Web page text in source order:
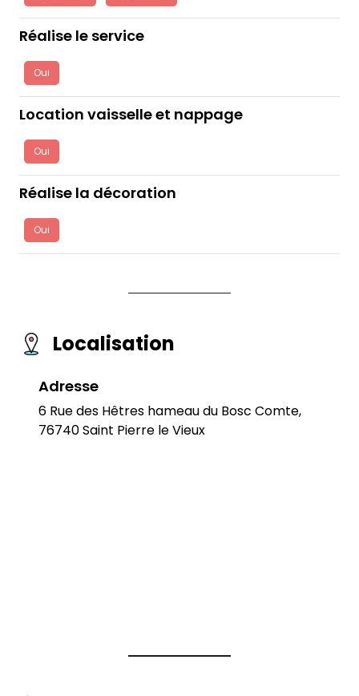
Réalise le service
Oui
Location vaisselle et nappage
Oui
Réalise la décoration
Oui
Localisation
Adresse
6 Rue des Hêtres hameau du Bosc Comte,
76740 Saint Pierre le Vieux